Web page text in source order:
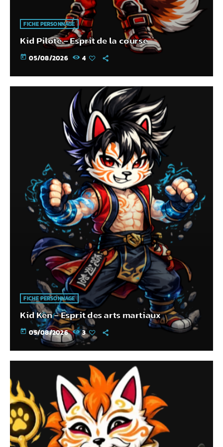
FICHE PERSONNAGE
Kid Pilote – Esprit de la course
today 05/08/2026 4
FICHE PERSONNAGE
Kid Ken – Esprit des arts martiaux
today 05/08/2026 3